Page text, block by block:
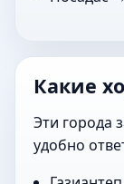
Какие
Эти города
удобно